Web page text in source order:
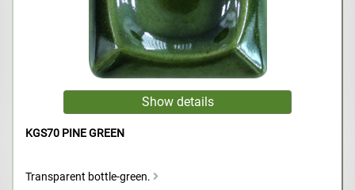
KGS70 PINE GREEN
Transparent bottle-green.